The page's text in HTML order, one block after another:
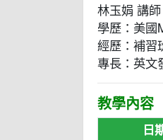
林玉娟 講師
學歷：美
經歷：補習
專長：英文
教學內容
日